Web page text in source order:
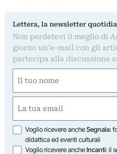
Lettera, la newsletter
Non perdetevi il meglio di
giorno un'e-mail con gli
partecipa alla discussione
(Required)
First
(Required)
Opzioni
Voglio ricevere ancheSegnala:
didattica ed eventi culturali
Voglio ricevere ancheIncanti: il